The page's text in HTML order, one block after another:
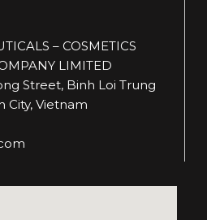
– COSMETICS
LIMITED
Street, Binh Loi Trung
City, Vietnam